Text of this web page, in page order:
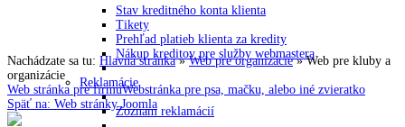
Stav kreditného konta klienta
Tikety
Prehľad platieb klienta za kredity
Nákup kreditov pre služby webmastera
Reklamácie
Zoznam reklamácií
Nachádzate sa tu: Hlavná stránka»Web pre organizácie»Web pre kluby a
organizácie
Web stránka pre firmuWebstránka pre psa, mačku, alebo iné zvieratko
Späť na: Web stránky Joomla